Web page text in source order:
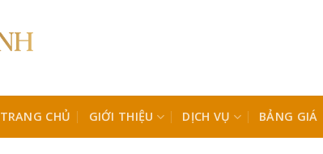
TRANG CHỦ GIỚI THIỆU DỊCH VỤ BẢNG GIÁ